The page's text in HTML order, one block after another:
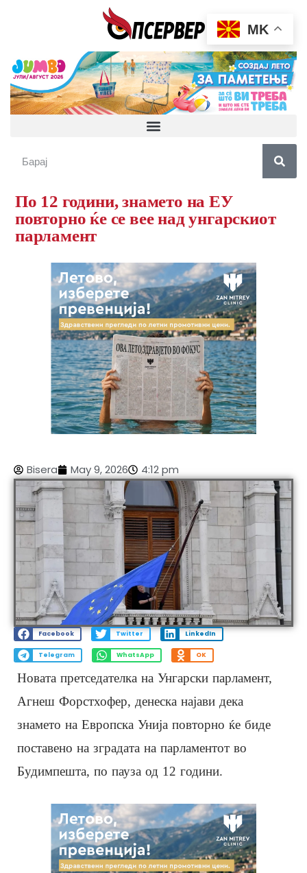
По 12 години, знамето на ЕУ
повторно ќе се вее над унгарскиот
парламент
Bisera May 9, 2026 4:12 pm
Facebook Twitter LinkedIn
Telegram WhatsApp OK
Новата претседателка на Унгарски парламент,
Агнеш Форстхофер, денеска најави дека
знамето на Европска Унија повторно ќе биде
поставено на зградата на парламентот во
Будимпешта, по пауза од 12 години.
MK